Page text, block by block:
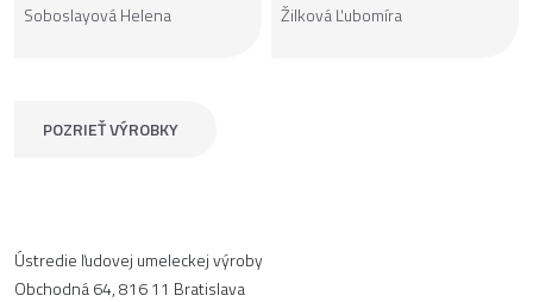
Soboslayová Helena Žilková Ľubomíra
POZRIEŤ VÝROBKY
Ústredie ľudovej umeleckej výroby
Obchodná 64, 816 11 Bratislava